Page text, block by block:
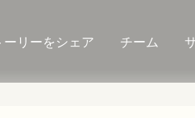
ーリーをシェア チーム